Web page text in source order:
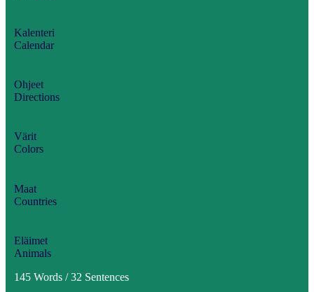
Kalenteri
Calendar
Ohjeet
Directions
Värit
Colors
Maat
Countries
Eläimet
Animals
145 Words / 32 Sentences